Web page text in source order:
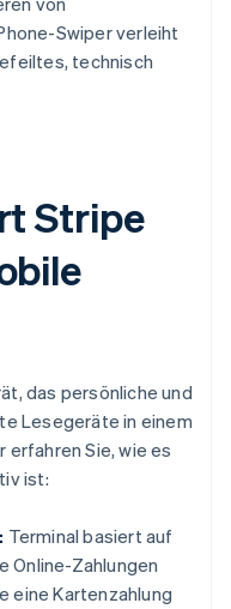
Swiper verleiht
technisch
Stripe
das persönliche und
Lesegeräte in einem
Sie, wie es
ist:
Terminal basiert auf
Online-Zahlungen
eine Kartenzahlung